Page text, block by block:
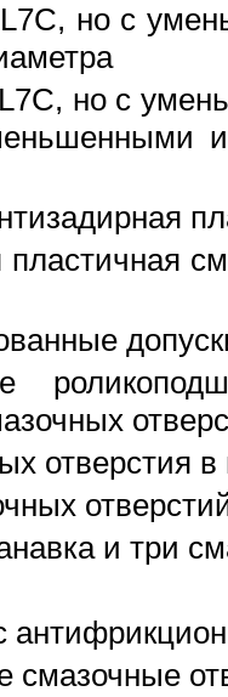
но с
но с
отверстия
и три
смазочные